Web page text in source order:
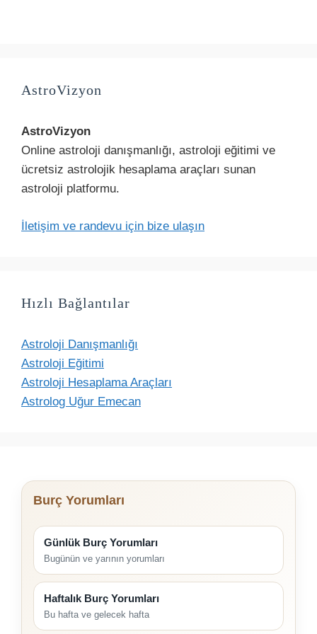
AstroVizyon
AstroVizyon
Online astroloji danışmanlığı, astroloji eğitimi ve
ücretsiz astrolojik hesaplama araçları sunan
astroloji platformu.
İletişim ve randevu için bize ulaşın
Hızlı Bağlantılar
Astroloji Danışmanlığı
Astroloji Eğitimi
Astroloji Hesaplama Araçları
Astrolog Uğur Emecan
Burç Yorumları
Günlük Burç Yorumları
Bugünün ve yarının yorumları
Haftalık Burç Yorumları
Bu hafta ve gelecek hafta